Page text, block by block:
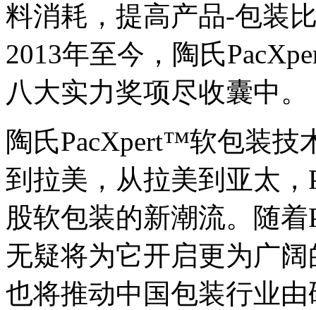
料消耗，提高产品-包装
2013年至今，陶氏
八大实力奖项尽收囊中。
陶氏PacXpert™软包装技
到拉美，从拉美到亚太
股软包装的新潮流。随
无疑将为它开启更为广
也将推动中国包装行业